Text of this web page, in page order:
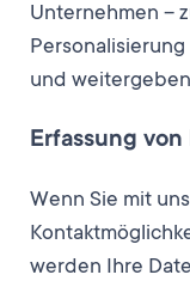
Unternehmen –
und
Erfassung
Wenn Sie mit
werden Ihre